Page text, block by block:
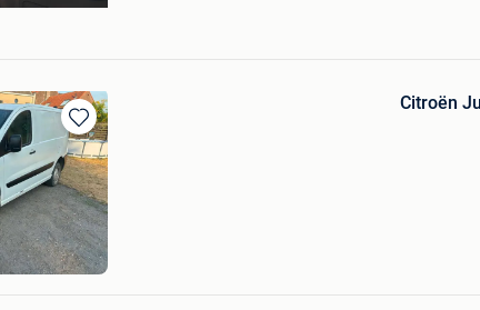
Sauvegarder
dans
Mes
Favoris
Citroën